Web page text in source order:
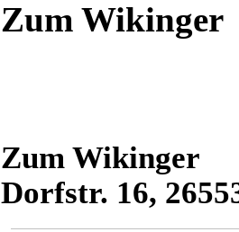
Zum Wikinger
Zum Wikinger
Dorfstr. 16,